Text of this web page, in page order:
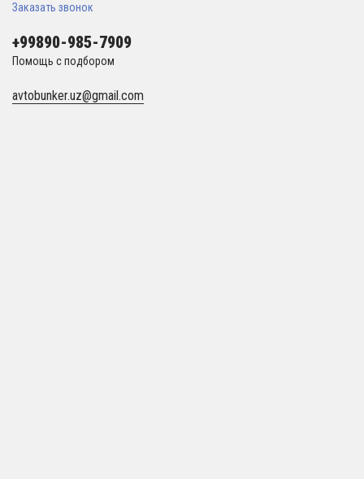
Заказать звонок
+99890-985-7909
Помощь с подбором
avtobunker.uz@gmail.com